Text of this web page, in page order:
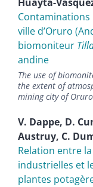
Contaminations
ville d’Oruro
biomoniteur
andine
The use of
the extent of
mining city of
V. Dappe, D.
Austruy, C.
Relation entre
industrielles et
plantes